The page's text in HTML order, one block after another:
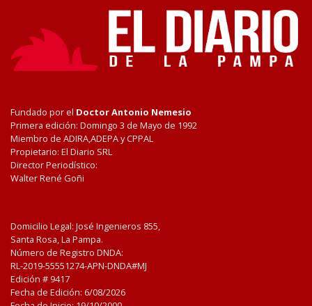
Fundado por el Doctor Antonio Nemesio
Primera edición: Domingo 3 de Mayo de 1992
Miembro de ADIRA,ADEPA y CPPAL
Propietario: El Diario SRL
Director Periodístico:
Walter René Goñi
Domicilio Legal: José Ingenieros 855,
Santa Rosa, La Pampa.
Número de Registro DNDA:
RL-2019-55551274-APN-DNDA#MJ
Edición # 9417
Fecha de Edición: 6/08/2026